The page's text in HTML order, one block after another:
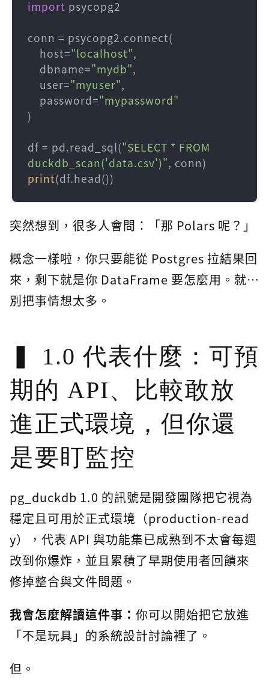
import psycopg2
conn = psycopg2.connect(
    host=
"localhost",
    dbname=
"mydb",
    user=
"myuser",
    password=
"mypassword"
)
df = pd.read_sql("SELECT * FROM
duckdb_scan('data.csv')"
print(df.head())
突然想到，很多人會問：「那 Polars 呢？」
概念一樣啦，你只要能從 Postgres 拉結果回
來，剩下就是你 DataFrame 要怎麼用。就…
別把事情想太多。
1.0 代表什麼：可預
期的 API、比較敢放
進正式環境，但你還
是要盯監控
pg_duckdb 1.0 的訊號是開發團隊把它視為
穩定且可用於正式環境（production-read
y），代表 API 與功能集已成熟到不太會每週
改到你爆炸，並且累積了早期使用者回饋來
修掉整合與文件問題。
我會怎麼解讀這件事： 你可以開始把它放進
「不是玩具」的系統設計討論裡了。
但。